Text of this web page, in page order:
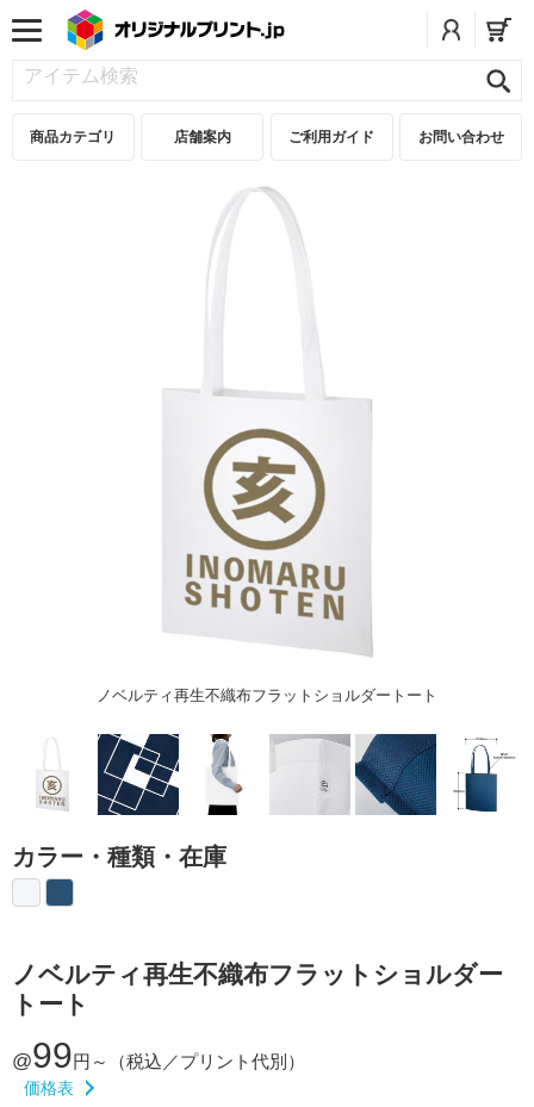
商品カテゴリ 店舗案内 ご利用ガイド お問い合わせ
ノベルティ再生不織布フラットショルダートート
カラー・種類・在庫
ノベルティ再生不織布フラットショルダー
トート
@99円～ （税込／プリント代別）
価格表